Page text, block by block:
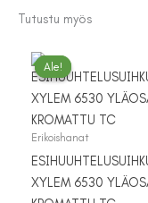
Tutustu myös
Ale!
Ale!
Erikoishanat
XYLEM 6530